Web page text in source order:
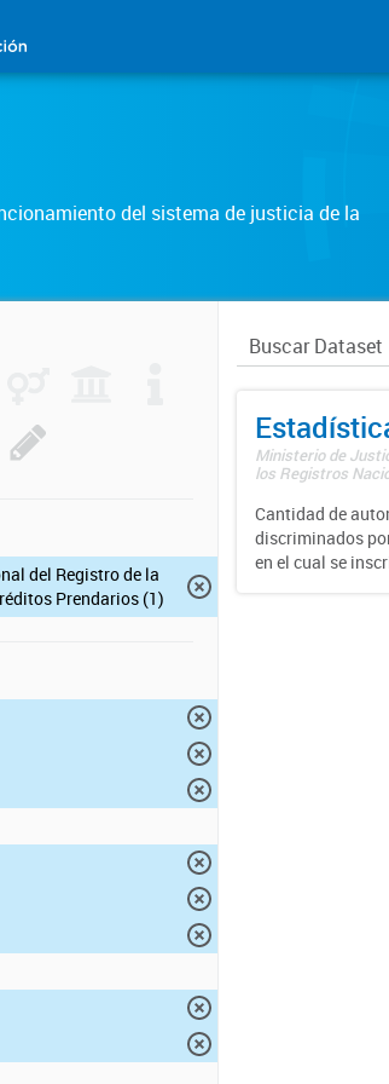
del sistema de justicia de la
del Registro de la
Prendarios (1)
Ministerio de
los Registros
Cantidad de
discriminados
en el cual se